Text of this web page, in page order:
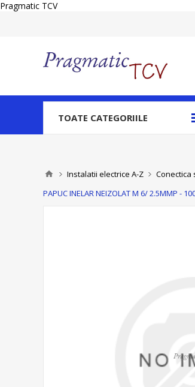
Pragmatic TCV
TOATE CATEGORIILE
Instalatii electrice A-Z Conectica
PAPUC INELAR NEIZOLAT M 6/ 2.5MMP -